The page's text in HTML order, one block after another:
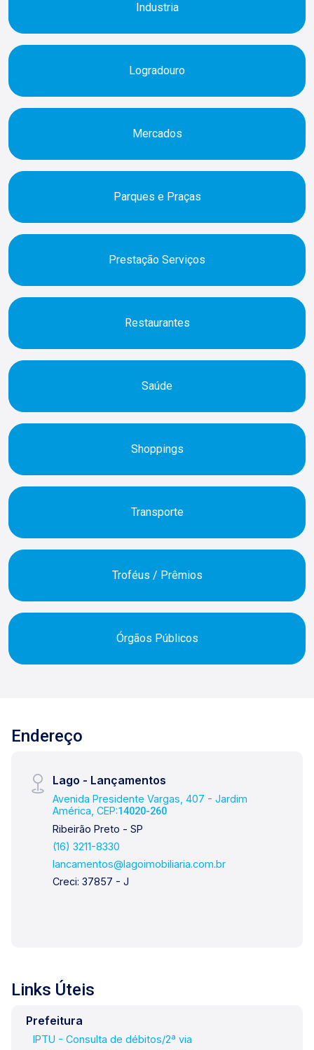
Industria
Logradouro
Mercados
Parques e Praças
Prestação Serviços
Restaurantes
Saúde
Shoppings
Transporte
Troféus / Prêmios
Órgãos Públicos
Endereço
Lago - Lançamentos
Avenida Presidente Vargas, 407 - Jardim
América, CEP:14020-260
Ribeirão Preto - SP
(16) 3211-8330
lancamentos@lagoimobiliaria.com.br
Creci: 37857 - J
Links Úteis
Prefeitura
IPTU - Consulta de débitos/2ª via